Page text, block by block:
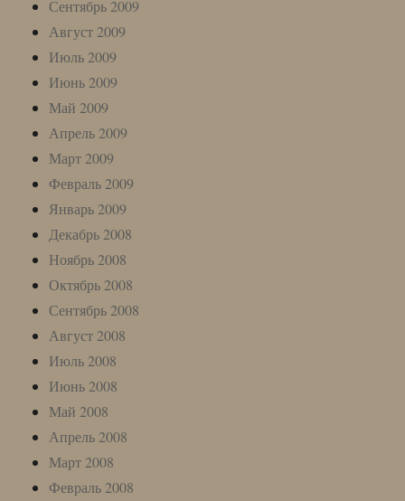
Сентябрь 2009
Август 2009
Июль 2009
Июнь 2009
Май 2009
Апрель 2009
Март 2009
Февраль 2009
Январь 2009
Декабрь 2008
Ноябрь 2008
Октябрь 2008
Сентябрь 2008
Август 2008
Июль 2008
Июнь 2008
Май 2008
Апрель 2008
Март 2008
Февраль 2008